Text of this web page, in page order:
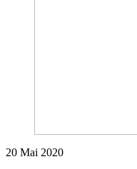
20 Mai 2020